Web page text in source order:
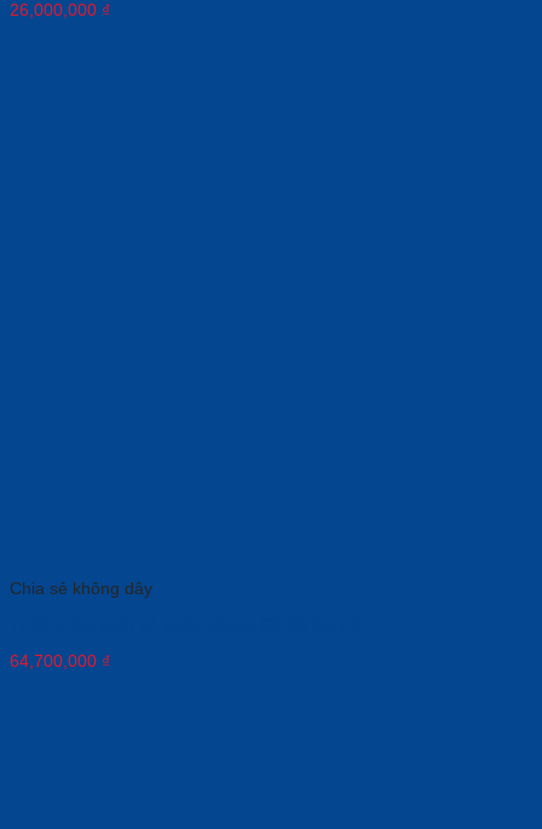
26,000,000 ₫
Chia sẻ không dây
64,700,000 ₫